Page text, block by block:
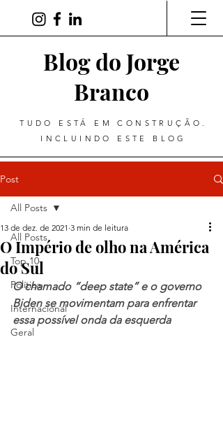
Blog do Jorge
Branco
TUDO ESTÁ EM CONSTRUÇÃO.
INCLUINDO ESTE BLOG
Post
All Posts
Top 10
Política
Internacional
Geral
All Posts
O Império de olho na América
do Sul
13 de dez. de 2021 3 min de leitura
O chamado “deep state” e o governo
Biden se movimentam para enfrentar
essa possível onda da esquerda